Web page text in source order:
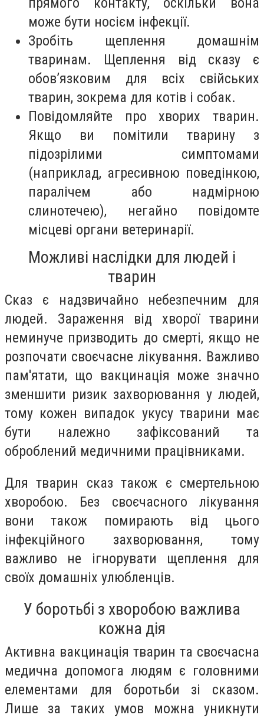
може бути носієм інфекції.
Зробіть щеплення домашнім
тваринам. Щеплення від сказу є
обов’язковим для всіх свійських
тварин, зокрема для котів і собак.
Повідомляйте про хворих тварин.
Якщо ви помітили тварину з
підозрілими симптомами
(наприклад, агресивною поведінкою,
паралічем або надмірною
слинотечею), негайно повідомте
місцеві органи ветеринарії.
Можливі наслідки для людей і
тварин
Сказ є надзвичайно небезпечним для
людей. Зараження від хворої тварини
неминуче призводить до смерті, якщо не
розпочати своєчасне лікування. Важливо
пам'ятати, що вакцинація може значно
зменшити ризик захворювання у людей,
тому кожен випадок укусу тварини має
бути належно зафіксований та
оброблений медичними працівниками.
Для тварин сказ також є смертельною
хворобою. Без своєчасного лікування
вони також помирають від цього
інфекційного захворювання, тому
важливо не ігнорувати щеплення для
своїх домашніх улюбленців.
У боротьбі з хворобою важлива
кожна дія
Активна вакцинація тварин та своєчасна
медична допомога людям є головними
елементами для боротьби зі сказом.
Лише за таких умов можна уникнути